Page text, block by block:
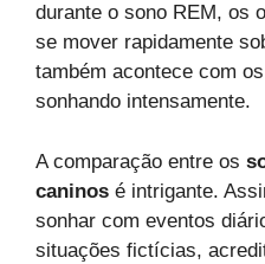
durante o sono REM, os
se mover rapidamente
também acontece com
sonhando intensamente.
A comparação entre os
caninos é intrigante.
sonhar com eventos
situações fictícias,